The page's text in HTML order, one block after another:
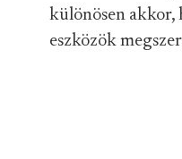
különösen akkor,
eszközök